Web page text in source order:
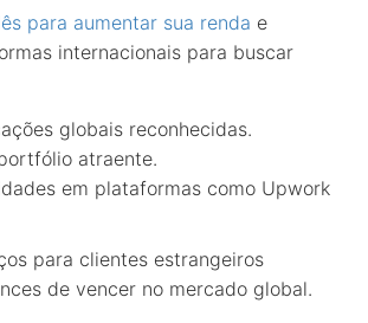
para aumentar sua renda e
internacionais para buscar
globais reconhecidas.
atraente.
em plataformas como Upwork
para clientes estrangeiros
de vencer no mercado global.